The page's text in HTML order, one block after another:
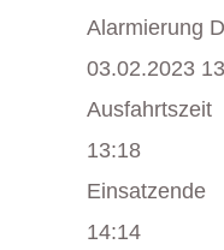
Alarmierung
03.02.2023
Ausfahrtszeit
13:18
Einsatzende
14:14